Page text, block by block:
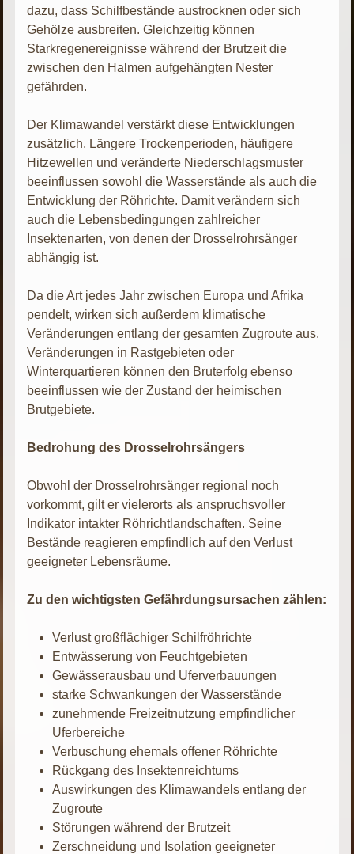
dazu, dass Schilfbestände austrocknen oder sich
Gehölze ausbreiten. Gleichzeitig können
Starkregenereignisse während der Brutzeit die
zwischen den Halmen aufgehängten Nester
gefährden.
Der Klimawandel verstärkt diese Entwicklungen
zusätzlich. Längere Trockenperioden, häufigere
Hitzewellen und veränderte Niederschlagsmuster
beeinflussen sowohl die Wasserstände als auch die
Entwicklung der Röhrichte. Damit verändern sich
auch die Lebensbedingungen zahlreicher
Insektenarten, von denen der Drosselrohrsänger
abhängig ist.
Da die Art jedes Jahr zwischen Europa und Afrika
pendelt, wirken sich außerdem klimatische
Veränderungen entlang der gesamten Zugroute aus.
Veränderungen in Rastgebieten oder
Winterquartieren können den Bruterfolg ebenso
beeinflussen wie der Zustand der heimischen
Brutgebiete.
Bedrohung des Drosselrohrsängers
Obwohl der Drosselrohrsänger regional noch
vorkommt, gilt er vielerorts als anspruchsvoller
Indikator intakter Röhrichtlandschaften. Seine
Bestände reagieren empfindlich auf den Verlust
geeigneter Lebensräume.
Zu den wichtigsten Gefährdungsursachen zählen:
Verlust großflächiger Schilfröhrichte
Entwässerung von Feuchtgebieten
Gewässerausbau und Uferverbauungen
starke Schwankungen der Wasserstände
zunehmende Freizeitnutzung empfindlicher
Uferbereiche
Verbuschung ehemals offener Röhrichte
Rückgang des Insektenreichtums
Auswirkungen des Klimawandels entlang der
Zugroute
Störungen während der Brutzeit
Zerschneidung und Isolation geeigneter